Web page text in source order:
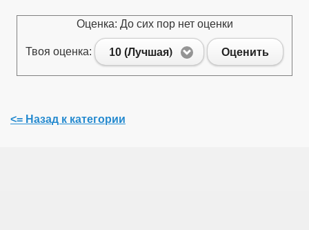
Оценка: До сих пор нет оценки
Твоя оценка: 10 (Лучшая) Оценить
<= Назад к категории